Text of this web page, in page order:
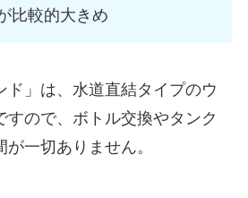
比較的大きめ
ド」は、水道直結タイプのウ
ので、 ボトル交換やタンク
一切ありません。